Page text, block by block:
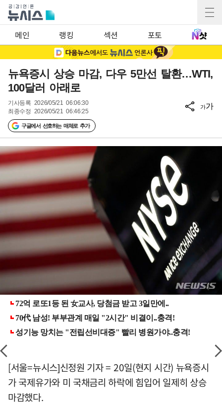
메인 랭킹 섹션 포토
뉴욕증시 상승 마감, 다우 5만선 탈환…WTI,
100달러 아래로
기사등록 2026/05/21 06:06:30
최종수정 2026/05/21 06:46:25
구글에서 선호하는 매체로 추가
가가
[서울=뉴시스]신정원 기자 = 20일(현지 시간) 뉴욕증시
가 국제유가와 미 국채금리 하락에 힘입어 일제히 상승
마감했다.